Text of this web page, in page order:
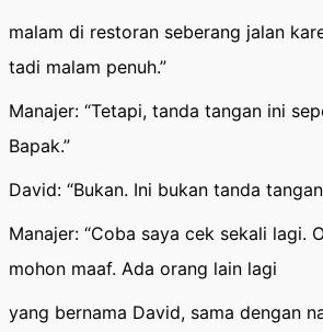
malam di restoran seberang jalan
tadi malam penuh.”
Manajer: “Tetapi, tanda tangan ini
Bapak.”
David: “Bukan. Ini bukan tanda
Manajer: “Coba saya cek sekali lagi.
mohon maaf. Ada orang lain lagi
yang bernama David, sama dengan